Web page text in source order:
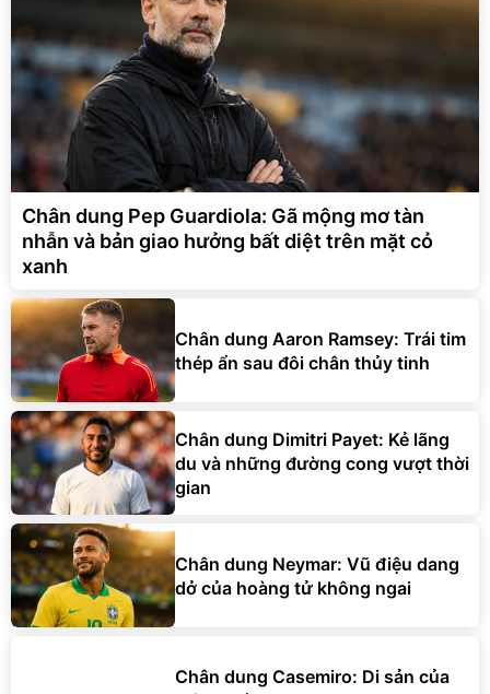
Chân dung Pep Guardiola: Gã mộng mơ tàn
nhẫn và bản giao hưởng bất diệt trên mặt cỏ
xanh
Chân dung Aaron Ramsey: Trái tim
thép ẩn sau đôi chân thủy tinh
Chân dung Dimitri Payet: Kẻ lãng
du và những đường cong vượt thời
gian
Chân dung Neymar: Vũ điệu dang
dở của hoàng tử không ngai
Chân dung Casemiro: Di sản của